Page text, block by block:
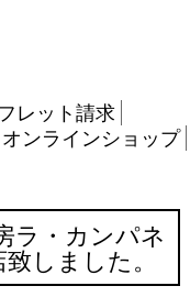
レット請求
オンラインショップ
ラ・カンパネ
しました。